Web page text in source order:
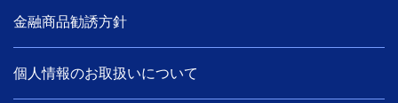
金融商品勧誘方針
個人情報のお取扱いについて